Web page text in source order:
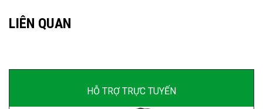
LIÊN QUAN
HỖ TRỢ TRỰC TUYẾN